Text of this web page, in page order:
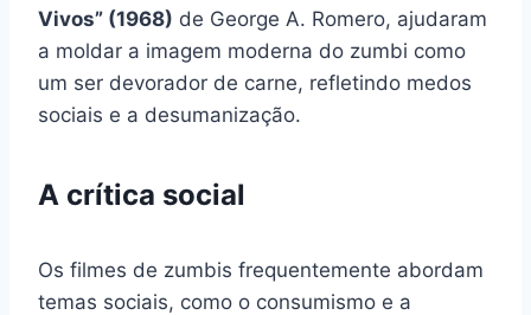
Vivos” (1968) de George A. Romero, ajudaram
a moldar a imagem moderna do zumbi como
um ser devorador de carne, refletindo medos
sociais e a desumanização.
A crítica social
Os filmes de zumbis frequentemente abordam
temas sociais, como o consumismo e a